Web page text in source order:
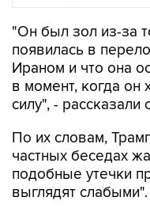
"Он был зол из-за
появилась в
Ираном и что она
в момент, когда он
силу", - рассказали
По их словам,
частных беседах
подобные утечки
выглядят слабыми".